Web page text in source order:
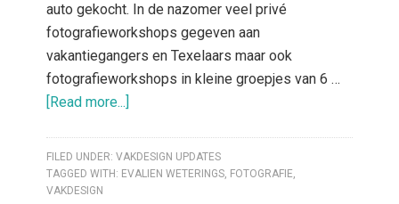
auto gekocht. In de nazomer veel privé
fotografieworkshops gegeven aan
vakantiegangers en Texelaars maar ook
fotografieworkshops in kleine groepjes van 6 …
[Read more...]
FILED UNDER:VAKDESIGN UPDATES
TAGGED WITH: EVALIEN WETERINGS, FOTOGRAFIE,
VAKDESIGN